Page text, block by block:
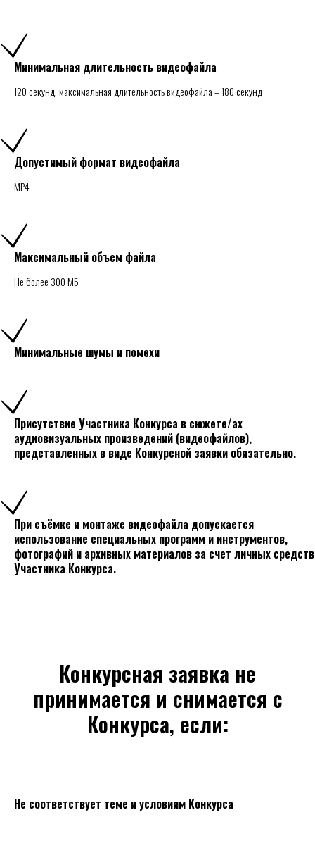
Минимальная длительность видеофайла
120 секунд, максимальная длительность видеофайла – 180 секунд
Допустимый формат видеофайла
MP4
Максимальный объем файла
Не более 300 МБ
Минимальные шумы и помехи
Присутствие Участника Конкурса в сюжете/ах
аудиовизуальных произведений (видеофайлов),
представленных в виде Конкурсной заявки обязательно.
При съёмке и монтаже видеофайла допускается
использование специальных программ и инструментов,
фотографий и архивных материалов за счет личных средств
Участника Конкурса.
Конкурсная заявка не
принимается и снимается с
Конкурса, если:
Не соответствует теме и условиям Конкурса